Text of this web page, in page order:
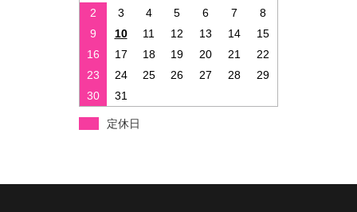
2
3 4 5 6 7
8
9
10 11 12 13 14
15
16
17 18 19 20 21
22
23
24 25 26 27 28
29
30
31
定休日